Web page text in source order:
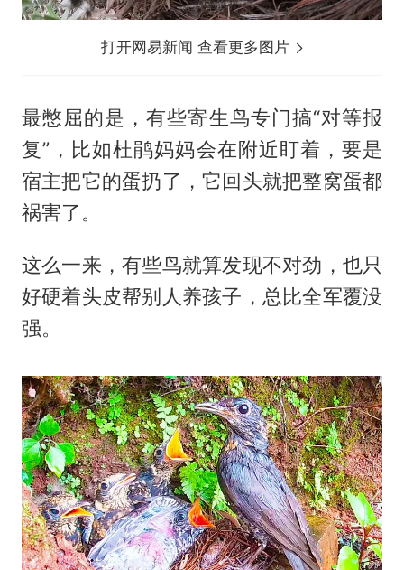
打开网易新闻 查看更多图片
最憋屈的是，有些寄生鸟专门搞“对等报
复”，比如杜鹃妈妈会在附近盯着，要是
宿主把它的蛋扔了，它回头就把整窝蛋都
祸害了。
这么一来，有些鸟就算发现不对劲，也只
好硬着头皮帮别人养孩子，总比全军覆没
强。